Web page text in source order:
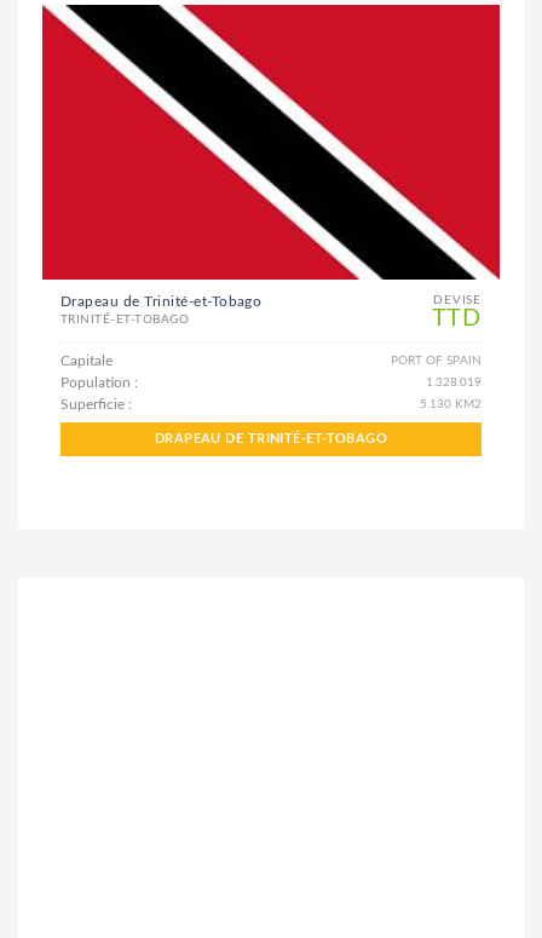
DEVISE
TTD
Drapeau de Trinité-et-Tobago
TRINITÉ-ET-TOBAGO
Capitale PORT OF SPAIN
Population : 1.328.019
Superficie : 5.130 KM2
DRAPEAU DE TRINITÉ-ET-TOBAGO